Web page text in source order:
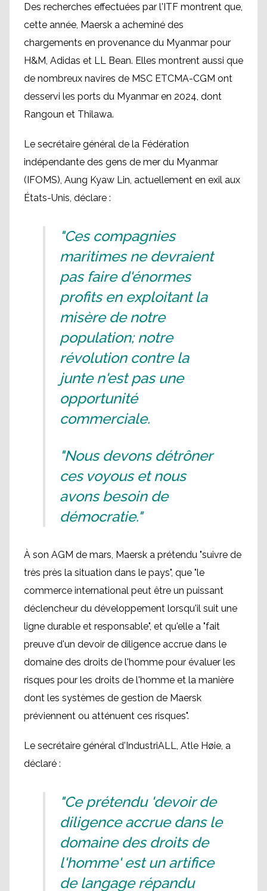
Des recherches effectuées par l'ITF montrent que,
cette année, Maersk a acheminé des
chargements en provenance du Myanmar pour
H&M, Adidas et LL Bean. Elles montrent aussi que
de nombreux navires de MSC ETCMA-CGM ont
desservi les ports du Myanmar en 2024, dont
Rangoun et Thilawa.
Le secrétaire général de la Fédération
indépendante des gens de mer du Myanmar
(IFOMS), Aung Kyaw Lin, actuellement en exil aux
États-Unis, déclare :
"Ces compagnies
maritimes ne devraient
pas faire d'énormes
profits en exploitant la
misère de notre
population; notre
révolution contre la
junte n'est pas une
opportunité
commerciale.
"Nous devons détrôner
ces voyous et nous
avons besoin de
démocratie."
À son AGM de mars, Maersk a prétendu "suivre de
très près la situation dans le pays", que "le
commerce international peut être un puissant
déclencheur du développement lorsqu'il suit une
ligne durable et responsable", et qu'elle a "fait
preuve d'un devoir de diligence accrue dans le
domaine des droits de l'homme pour évaluer les
risques pour les droits de l'homme et la manière
dont les systèmes de gestion de Maersk
préviennent ou atténuent ces risques".
Le secrétaire général d'IndustriALL, Atle Høie, a
déclaré :
"Ce prétendu 'devoir de
diligence accrue dans le
domaine des droits de
l'homme' est un artifice
de langage répandu